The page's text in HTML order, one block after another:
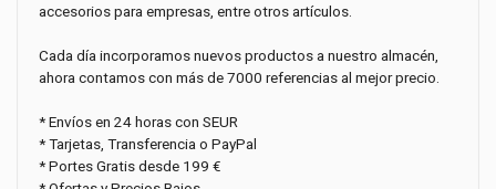
accesorios para empresas, entre otros artículos.
Cada día incorporamos nuevos productos a nuestro almacén,
ahora contamos con más de 7000 referencias al mejor precio.
* Envíos en 24 horas con SEUR
* Tarjetas, Transferencia o PayPal
* Portes Gratis desde 199 €